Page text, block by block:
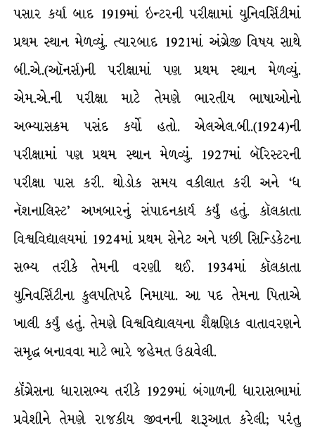
પસાર કર્યા બાદ 1919માં ઇન્ટરની પરીક્ષામાં યુનિવર્સિટીમાં
પ્રથમ સ્થાન મેળવ્યું. ત્યારબાદ 1921માં અંગ્રેજી વિષય સાથે
બી.એ.(ઑનર્સ)ની પરીક્ષામાં પણ પ્રથમ સ્થાન મેળવ્યું.
એમ.એ.ની પરીક્ષા માટે તેમણે ભારતીય ભાષાઓનો
અભ્યાસક્રમ પસંદ કર્યો હતો. એલએલ.બી.(1924)ની
પરીક્ષામાં પણ પ્રથમ સ્થાન મેળવ્યું. 1927માં બૅરિસ્ટરની
પરીક્ષા પાસ કરી. થોડોક સમય વકીલાત કરી અને ‘ધ
નૅશનાલિસ્ટ’ અખબારનું સંપાદનકાર્ય કર્યું હતું. કૉલકાતા
વિશ્વવિદ્યાલયમાં 1924માં પ્રથમ સેનેટ અને પછી સિન્ડિકેટના
સભ્ય તરીકે તેમની વરણી થઈ. 1934માં કૉલકાતા
યુનિવર્સિટીના કુલપતિપદે નિમાયા. આ પદ તેમના પિતાએ
ખાલી કર્યું હતું. તેમણે વિશ્વવિદ્યાલયના શૈક્ષણિક વાતાવરણને
સમૃદ્ધ બનાવવા માટે ભારે જહેમત ઉઠાવેલી.
કૉંગ્રેસના ધારાસભ્ય તરીકે 1929માં બંગાળની ધારાસભામાં
પ્રવેશીને તેમણે રાજકીય જીવનની શરૂઆત કરેલી; પરંતુ